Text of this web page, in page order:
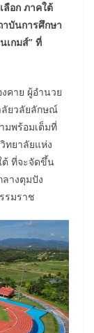
ลือก ภาคใต้
บันการศึกษา
กมส์” ที่
คาย ผู้อำนวย
ลัยวลัยลักษณ์
มพร้อมเต็มที่
ทยาลัยแห่ง
ต้ ที่จะจัดขึ้น
างตุมปัง
รมราช